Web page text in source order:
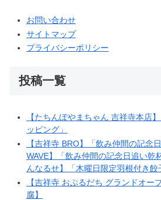
お問い合わせ
サイトマップ
プライバシーポリシー
投稿一覧
【たちんぽやまちゃん 吉祥寺本店
ッピング」
【吉祥寺 BRO】「飲み仲間の記念
WAVE】「飲み仲間の記念日追い乾
んなるせ】「木曜日限定羽根付き餃
【吉祥寺 おぷるだち グランドオー
腐】